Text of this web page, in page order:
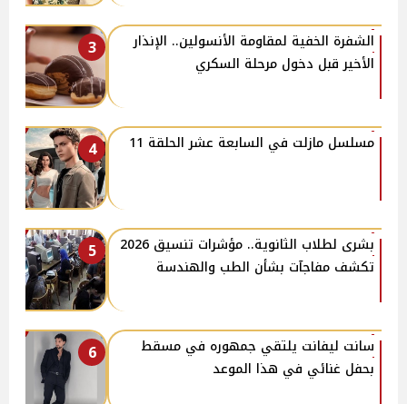
3
الشفرة الخفية لمقاومة الأنسولين.. الإنذار
الأخير قبل دخول مرحلة السكري
4 مسلسل مازلت في السابعة عشر الحلقة 11
5
بشرى لطلاب الثانوية.. مؤشرات تنسيق 2026
تكشف مفاجآت بشأن الطب والهندسة
6
سانت ليفانت يلتقي جمهوره في مسقط
بحفل غنائي في هذا الموعد